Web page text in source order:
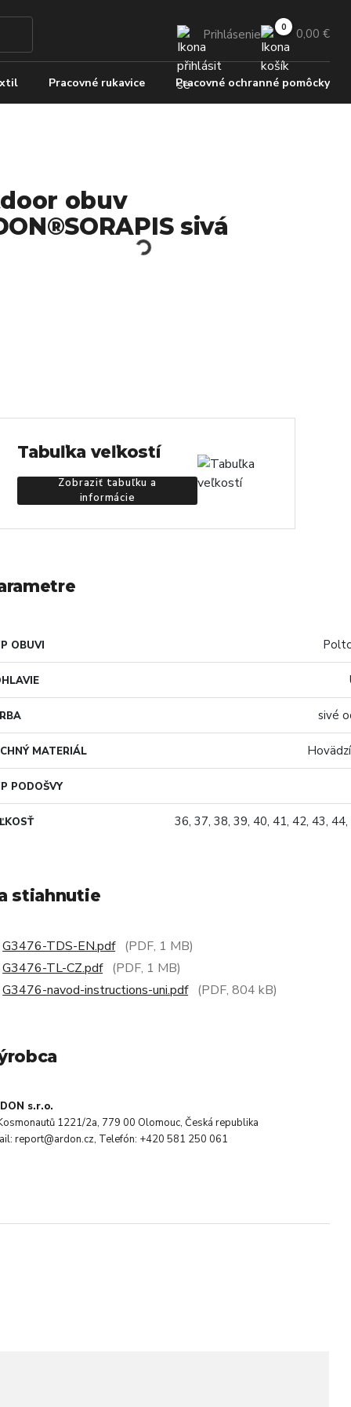
Prihlásenie 0,00 €
Pracovné rukavice Pracovné ochranné pomôcky
obuv
sivá
Tabuľka veľkostí
Zobraziť tabuľku a
informácie
OBUVI
sivé
MATERIÁL
PODOŠVY
36, 37, 38, 39, 40, 41, 42, 43,
stiahnutie
G3476-TDS-EN.pdf (PDF, 1 MB)
G3476-TL-CZ.pdf (PDF, 1 MB)
G3476-navod-instructions-uni.pdf (PDF, 804 kB)
s.r.o.
1221/2a, 779 00 Olomouc, Česká republika
report@ardon.cz, Telefón: +420 581 250 061